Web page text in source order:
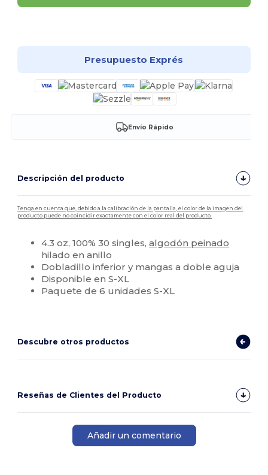
Presupuesto Exprés
Envío Rápido
Descripción del producto
Tenga en cuenta que, debido a la calibración de la pantalla, el color de la imagen del
producto puede no coincidir exactamente con el color real del producto.
4.3 oz, 100% 30 singles,algodón peinado
hilado en anillo
Dobladillo inferior y mangas a doble aguja
Disponible en S-XL
Paquete de 6 unidades S-XL
Descubre otros productos
Reseñas de Clientes del Producto
Añadir un comentario